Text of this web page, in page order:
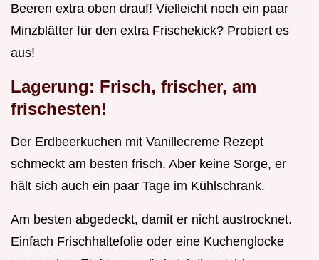
Beeren extra oben drauf! Vielleicht noch ein paar
Minzblätter für den extra Frischekick? Probiert es
aus!
Lagerung: Frisch, frischer, am
frischesten!
Der Erdbeerkuchen mit Vanillecreme Rezept
schmeckt am besten frisch. Aber keine Sorge, er
hält sich auch ein paar Tage im Kühlschrank.
Am besten abgedeckt, damit er nicht austrocknet.
Einfach Frischhaltefolie oder eine Kuchenglocke